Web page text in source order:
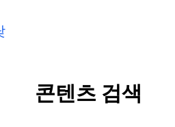
콘텐츠 검색